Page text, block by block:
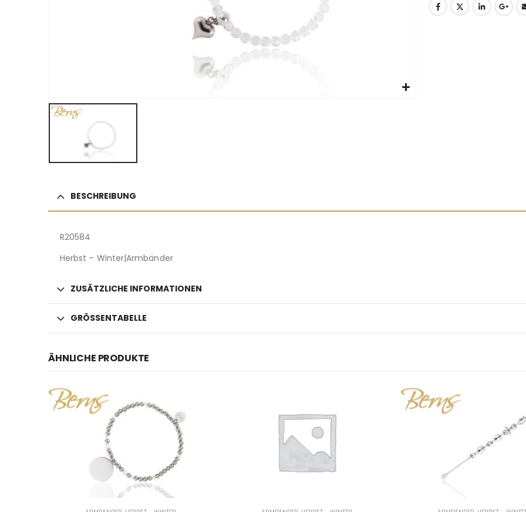
BESCHREIBUNG
R20584
Herbst – Winter|Armbänder
ZUSÄTZLICHE INFORMATIONEN
GRÖSSENTABELLE
ÄHNLICHE PRODUKTE